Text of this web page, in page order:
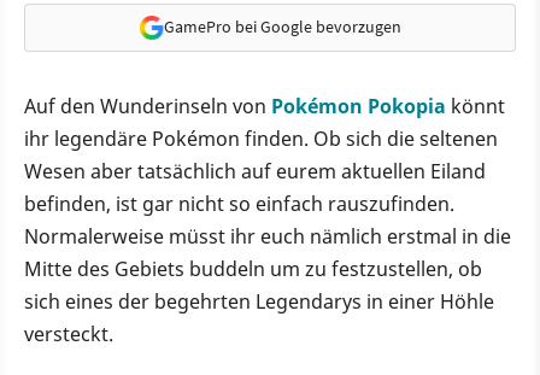
GamePro bei Google bevorzugen
Auf den Wunderinseln von Pokémon Pokopia könnt
ihr legendäre Pokémon finden. Ob sich die seltenen
Wesen aber tatsächlich auf eurem aktuellen Eiland
befinden, ist gar nicht so einfach rauszufinden.
Normalerweise müsst ihr euch nämlich erstmal in die
Mitte des Gebiets buddeln um zu festzustellen, ob
sich eines der begehrten Legendarys in einer Höhle
versteckt.